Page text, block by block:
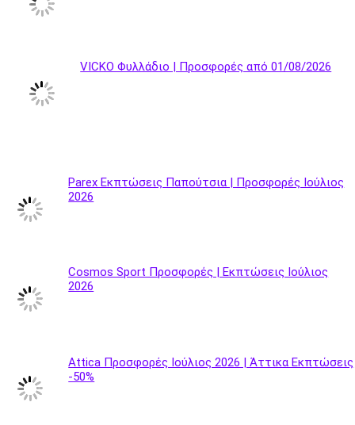
VICKO Φυλλάδιο | Προσφορές από 01/08/2026
Parex Εκπτώσεις Παπούτσια | Προσφορές Ιούλιος
2026
Cosmos Sport Προσφορές | Εκπτώσεις Ιούλιος
2026
Attica Προσφορές Ιούλιος 2026 | Άττικα Εκπτώσεις
-50%